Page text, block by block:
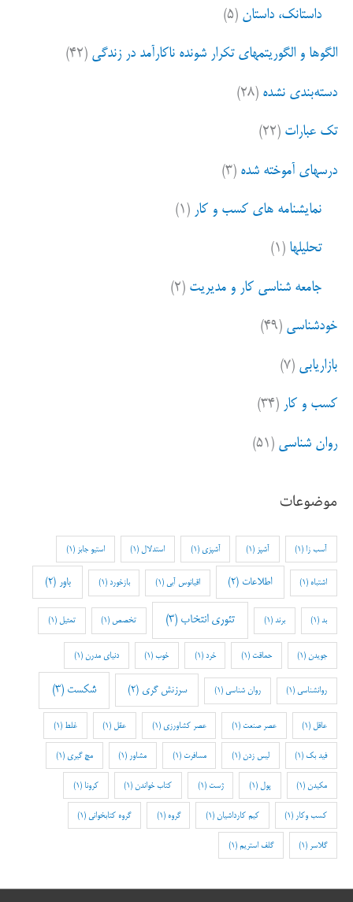
داستانک، داستان (۵)
الگوها و الگوریتمهای تکرار شونده ناکارآمد در زندگی (۴۲)
دسته‌بندی نشده (۲۸)
تک عبارات (۲۲)
درسهای آموخته شده (۳)
نمایشنامه های کسب و کار (۱)
تحلیلها (۱)
جامعه شناسی کار و مدیریت (۲)
خودشناسی (۴۹)
بازاریابی (۷)
کسب و کار (۳۴)
روان شناسی (۵۱)
موضوعات
آسب زا (1) آشپز (1) آشپزی (1) استدلال (1) استیو جابز (1)
اشتباه (1) اطلاعات (2) اقیانوس آبی (1) بازخورد (1) باور (2)
بد(1) برند (1) تئوری انتخاب (3) تخصص (1) تمثیل (1)
جویدن (1) حماقت (1) خرد (1) خوب(1) دنیای مدرن (1)
روانشناسی (1) روان شناسی (1) سرزنش گری (2) شکست (3)
عاقل (1) عصر صنعت (1) عصر کشاورزی (1) عقل (1) غلط (1)
فید بک(1) لیس زدن (1) مسافرت (1) مشاور (1) مچ گیری (1)
مکیدن (1) پول (1) ژست (1) کتاب خواندن (1) کرونا (1)
کسب وکار (1) کیم کارداشیان (1) گروه (1) گروه کتابخوانی (1)
گلاسر (1) گلف استریم (1)